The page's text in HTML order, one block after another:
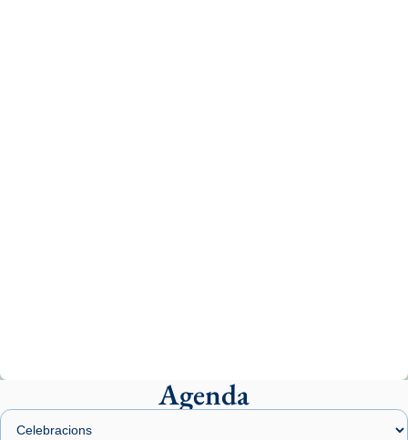
Arquebisbat de Barcelona
2 weeks ago Agenda